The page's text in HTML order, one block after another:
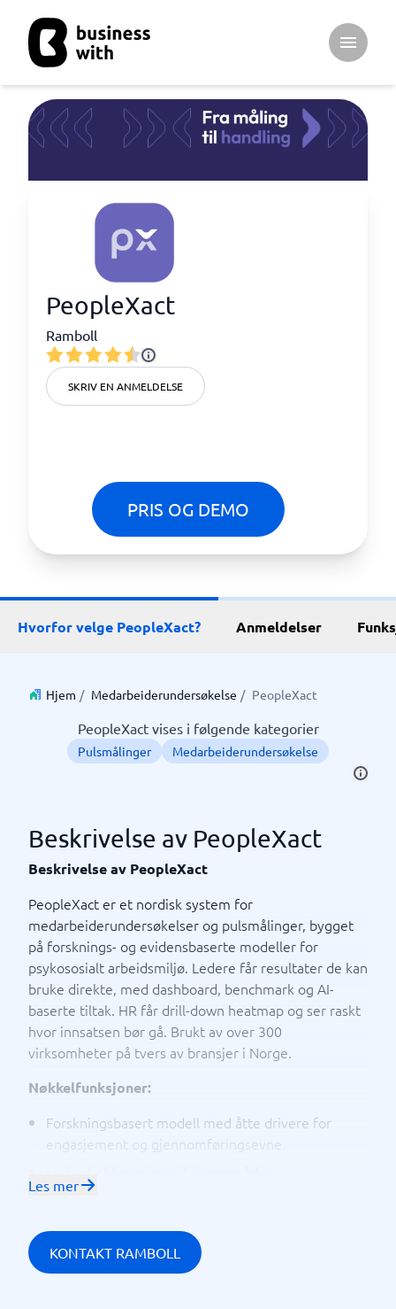
Open
PeopleXact
Ramboll
SKRIV EN ANMELDELSE
PRIS OG DEMO
Hvorfor velge PeopleXact? Anmeldelser
Hjem / Medarbeiderundersøkelse / PeopleXact
PeopleXact vises i følgende kategorier
Pulsmålinger Medarbeiderundersøkelse
Beskrivelse av PeopleXact
Beskrivelse av PeopleXact
PeopleXact er et nordisk system for
medarbeiderundersøkelser og pulsmålinger, bygget
på forsknings- og evidensbaserte modeller for
psykososialt arbeidsmiljø. Ledere får resultater de kan
bruke direkte, med dashboard, benchmark og AI-
baserte tiltak. HR får drill-down heatmap og ser raskt
hvor innsatsen bør gå. Brukt av over 300
virksomheter på tvers av bransjer i Norge.
Nøkkelfunksjoner:
Forskningsbasert modell med åtte drivere for
engasjement og gjennomføringsevne
refleksjonsspørsmål og AI-baserte tiltak
Puls og medarbeiderundersøkelse i samme
Les mer
KONTAKT RAMBOLL